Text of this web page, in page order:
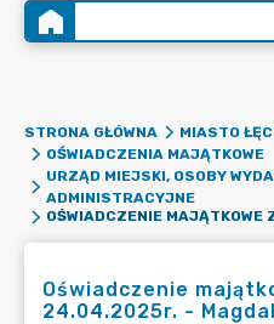
STRONA GŁÓWNA
MIASTO
OŚWIADCZENIA MAJĄTKOWE
URZĄD MIEJSKI, OSOBY
ADMINISTRACYJNE
Oświadczenie
24.04.2025r. -